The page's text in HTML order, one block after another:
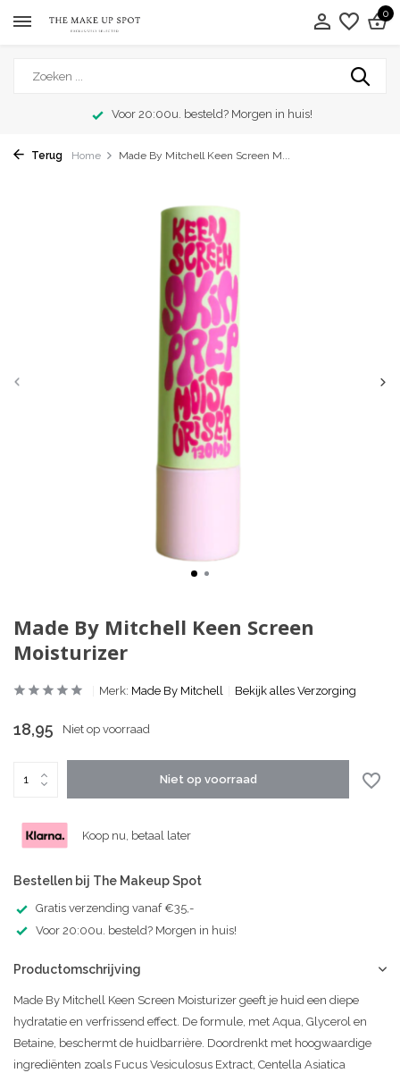
0
Voor 20:00u. besteld? Morgen in huis!
Terug Home Made By Mitchell Keen Screen M...
Made By Mitchell Keen Screen
Moisturizer
Merk: Made By Mitchell Bekijk alles Verzorging
18,95 Niet op voorraad
Niet op voorraad
Koop nu, betaal later
Bestellen bij The Makeup Spot
Gratis verzending vanaf €35,-
Voor 20:00u. besteld? Morgen in huis!
Productomschrijving
Made By Mitchell Keen Screen Moisturizer geeft je huid een diepe
hydratatie en verfrissend effect. De formule, met Aqua, Glycerol en
Betaine, beschermt de huidbarrière. Doordrenkt met hoogwaardige
ingrediënten zoals Fucus Vesiculosus Extract, Centella Asiatica